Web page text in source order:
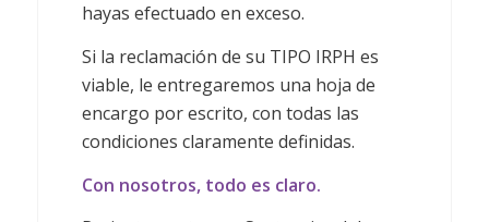
hayas efectuado en exceso.
Si la reclamación de su TIPO IRPH es
viable, le entregaremos una hoja de
encargo por escrito, con todas las
condiciones claramente definidas.
Con nosotros, todo es claro.